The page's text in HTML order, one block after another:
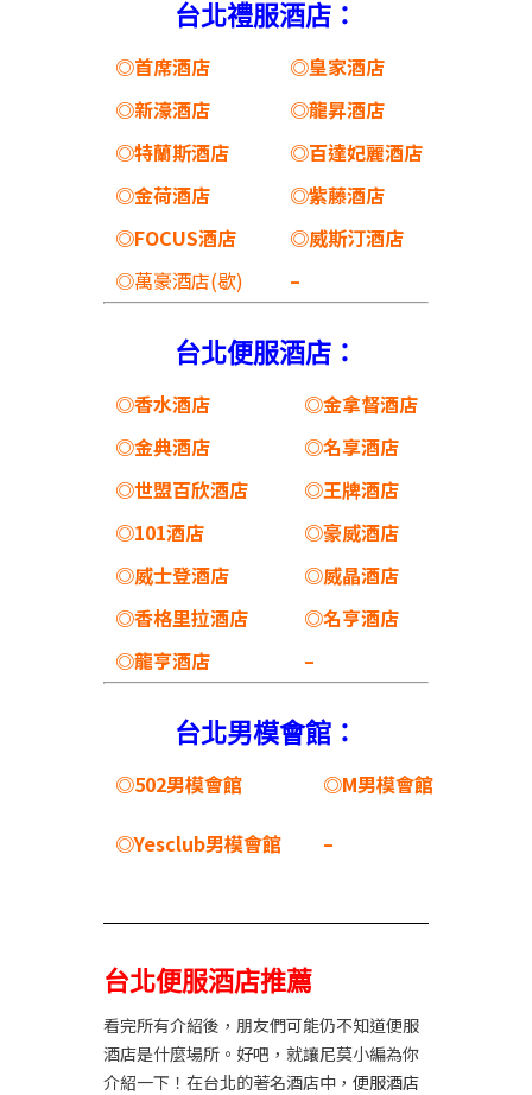
台北禮服酒店：
◎首席酒店
◎皇家酒店
◎新濠酒店
◎龍昇酒店
◎特蘭斯酒店
◎百達妃麗酒店
◎金荷酒店
◎紫藤酒店
◎FOCUS酒店
◎威斯汀酒店
◎萬豪酒店(歇)
–
台北便服酒店：
◎香水酒店
◎金拿督酒店
◎金典酒店
◎名享酒店
◎世盟百欣酒店
◎王牌酒店
◎101酒店
◎豪威酒店
◎威士登酒店
◎威晶酒店
◎香格里拉酒店
◎名亨酒店
◎龍亨酒店
–
台北男模會館：
◎502男模會館 ◎M男模會館
◎Yesclub男模會館 –
台北便服酒店推薦
看完所有介紹後，朋友們可能仍不知道便服
酒店是什麼場所。好吧，就讓尼莫小編為你
介紹一下！在台北的著名酒店中， 便服酒店